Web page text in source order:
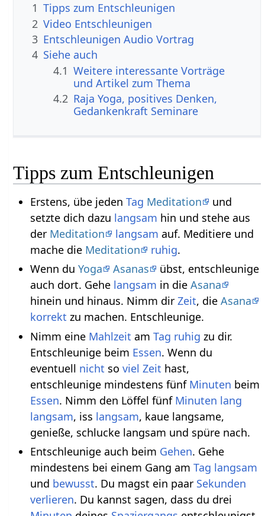
1 Tipps zum Entschleunigen
2 Video Entschleunigen
3 Entschleunigen Audio Vortrag
4 Siehe auch
4.1 Weitere interessante Vorträge
und Artikel zum Thema
4.2 Raja Yoga, positives Denken,
Gedankenkraft Seminare
Tipps zum Entschleunigen
Erstens, übe jeden Tag Meditation
und
setzte dich dazu langsam hin und stehe aus
der Meditation langsam auf. Meditiere und
mache die Meditation ruhig.
Wenn du Yoga Asanas
übst, entschleunige
auch dort. Gehe langsam in die Asana
hinein und hinaus. Nimm dir Zeit, die Asana
korrekt zu machen. Entschleunige.
Nimm eine Mahlzeit am Tag ruhig zu dir.
Entschleunige beim Essen. Wenn du
eventuell nicht so viel Zeit hast,
entschleunige mindestens fünf Minuten beim
Essen. Nimm den Löffel fünf Minuten lang
langsam, iss langsam, kaue langsame,
genieße, schlucke langsam und spüre nach.
Entschleunige auch beim Gehen. Gehe
mindestens bei einem Gang am Tag langsam
und bewusst. Du magst ein paar Sekunden
verlieren. Du kannst sagen, dass du drei